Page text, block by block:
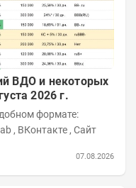
ВДО и некоторых
2026 г.
формате:
Telegram , Youtube , RuTube, Smart-lab , ВКонтакте , Сайт
07.08.2026